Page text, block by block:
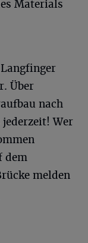
Materials
Über
nach
Wer
dem
melden